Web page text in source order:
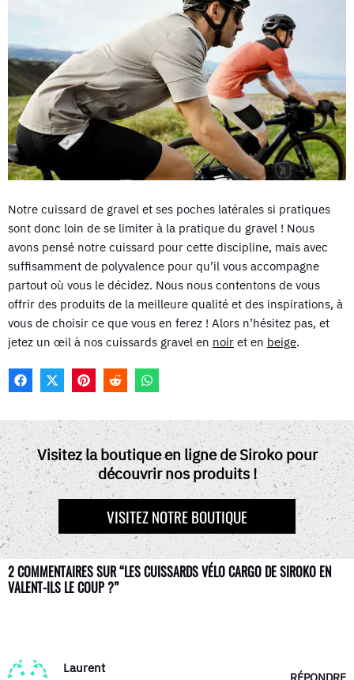
Notre cuissard de gravel et ses poches latérales si pratiques
sont donc loin de se limiter à la pratique du gravel ! Nous
avons pensé notre cuissard pour cette discipline, mais avec
suffisamment de polyvalence pour qu’il vous accompagne
partout où vous le décidez. Nous nous contentons de vous
offrir des produits de la meilleure qualité et des inspirations, à
vous de choisir ce que vous en ferez ! Alors n’hésitez pas, et
jetez un œil à nos cuissards gravel en noir et en beige.
F
E
B
O
O
K
W
I
T
T
E
R
)
P
T
E
R
E
S
T
R
D
I
T
T
S
A
P
P
Visitez la boutique en ligne de Siroko pour
découvrir nos produits !
VISITEZ NOTRE BOUTIQUE
2 COMMENTAIRES SUR “LES CUISSARDS VÉLO CARGO DE SIROKO EN
VALENT-ILS LE COUP ?”
Laurent